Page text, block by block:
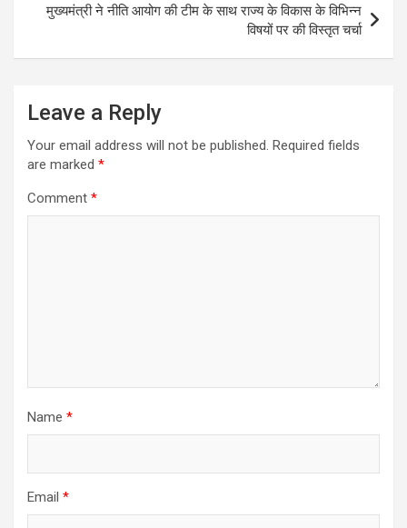
मुख्यमंत्री ने नीति आयोग की टीम के साथ राज्य के विकास के विभिन्न
विषयों पर की विस्तृत चर्चा
Leave a Reply
Your email address will not be published. Required fields
are marked *
Comment *
Name *
Email *